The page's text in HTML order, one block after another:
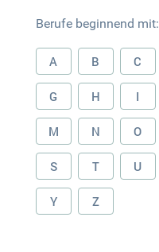
Berufe beginnend mit:
A B C
G H I
M N O
S T U
Y Z